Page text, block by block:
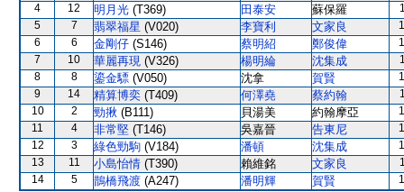
4
12 明月光 (T369) 田泰安 蘇保羅
5
7 翡翠福星 (V020) 李寶利 文家良
6
6 金剛仔 (S146) 蔡明紹 鄭俊偉
7
10 華麗再現 (V326) 楊明綸 沈集成
8
8 鎏金驃 (V050) 沈拿 賀賢
9
14 精算博奕 (T409) 何澤堯 蔡約翰
10
2 勁揪 (B111) 貝湯美 約翰摩亞
11
4 非常堅 (T146) 吳嘉晉 告東尼
12
3 綠色勁駒 (V184) 潘頓 沈集成
13
11 小島怡情 (T390) 賴維銘 文家良
14
5 鵲橋飛渡 (A247) 潘明輝 賀賢